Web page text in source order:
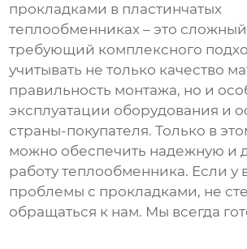
прокладками в пластинчатых
теплообменниках – это
требующий комплексного
учитывать не только качество
правильность монтажа, но и
эксплуатации оборудования и
страны-покупателя. Только в
можно обеспечить надежную и
работу теплообменника. Если у
проблемы с прокладками, не
обращаться к нам. Мы всегда